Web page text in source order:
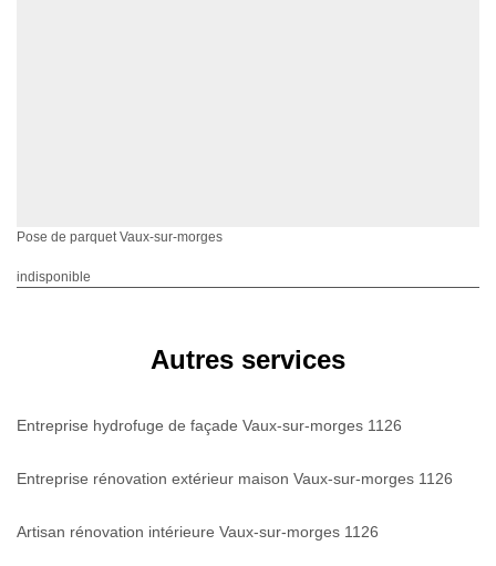
Pose de parquet Vaux-sur-morges
indisponible
Autres services
Entreprise hydrofuge de façade Vaux-sur-morges 1126
Entreprise rénovation extérieur maison Vaux-sur-morges 1126
Artisan rénovation intérieure Vaux-sur-morges 1126